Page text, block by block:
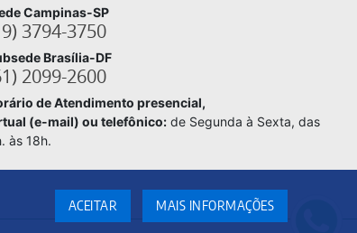
Campinas-SP
3794-3750
Brasília-DF
2099-2600
de Atendimento presencial,
(e-mail) ou telefônico: de Segunda à Sexta, das
às 18h.
ACEITAR MAIS INFORMAÇÕES